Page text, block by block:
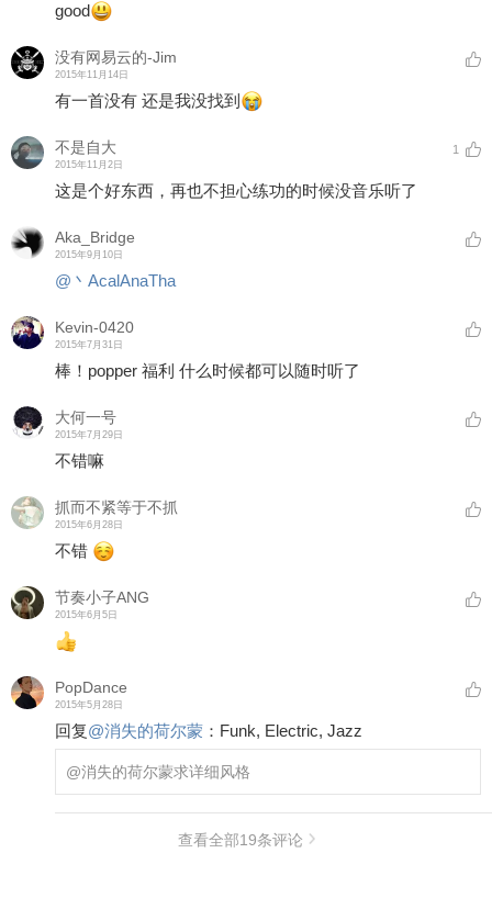
good
没有网易云的-Jim
2015年11月14日
有一首没有 还是我没找到
不是自大
2015年11月2日
1
这是个好东西，再也不担心练功的时候没音乐听了
Aka_Bridge
2015年9月10日
@丶AcalAnaTha
Kevin-0420
2015年7月31日
棒！popper 福利 什么时候都可以随时听了
大何一号
2015年7月29日
不错嘛
抓而不紧等于不抓
2015年6月28日
不错
节奏小子ANG
2015年6月5日
PopDance
2015年5月28日
回复@消失的荷尔蒙 ： Funk, Electric, Jazz
@消失的荷尔蒙求详细风格
查看全部19条评论